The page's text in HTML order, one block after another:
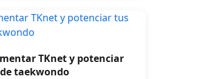
TKnet y potenciar
taekwondo